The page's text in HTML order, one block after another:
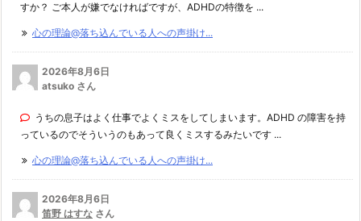
すか？ ご本人が嫌でなければですが、ADHDの特徴を ...
心の理論@落ち込んでいる人への声掛け...
2026年8月6日
atsuko さん
うちの息子はよく仕事でよくミスをしてしまいます。ADHD の障害を持
っているのでそういうのもあって良くミスするみたいです ...
心の理論@落ち込んでいる人への声掛け...
2026年8月6日
笛野 はすな さん